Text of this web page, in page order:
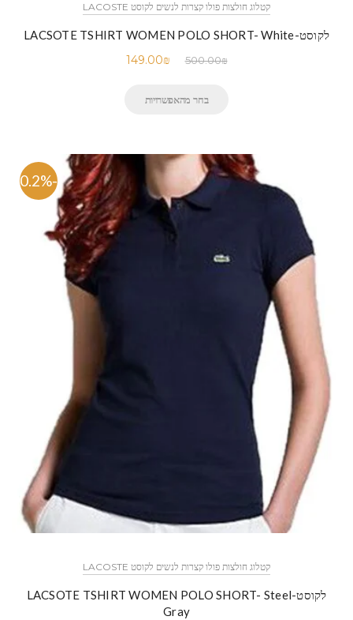
קטלוג חולצות פולו קצרות לנשים לקוסט LACOSTE
לקוסט-LACSOTE TSHIRT WOMEN POLO SHORT- White
500.00₪
149.00₪
בחר מהאפשרויות
-70.2%
קטלוג חולצות פולו קצרות לנשים לקוסט LACOSTE
לקוסט-LACSOTE TSHIRT WOMEN POLO SHORT- Steel
Gray